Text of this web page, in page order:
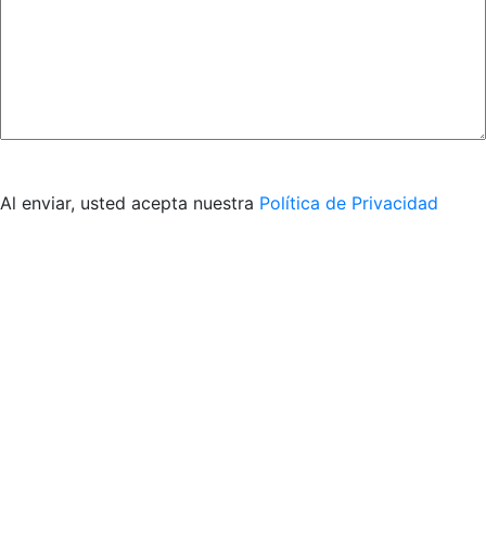
Al enviar, usted acepta nuestra Política de Privacidad